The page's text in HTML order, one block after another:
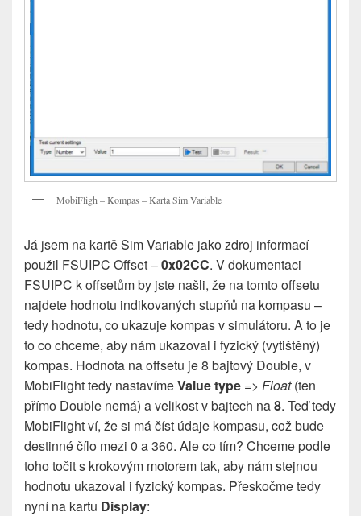
MobiFligh – Kompas – Karta Sim Variable
Já jsem na kartě Sim Variable jako zdroj informací
použil FSUIPC Offset –0x02CC. V dokumentaci
FSUIPC k offsetům by jste našli, že na tomto offsetu
najdete hodnotu indikovaných stupňů na kompasu –
tedy hodnotu, co ukazuje kompas v simulátoru. A to je
to co chceme, aby nám ukazoval i fyzický (vytištěný)
kompas. Hodnota na offsetu je 8 bajtový Double, v
MobiFlight tedy nastavímeValue type => Float(ten
přímo Double nemá) a velikost v bajtech na8. Teď tedy
MobiFlight ví, že si má číst údaje kompasu, což bude
destinné čílo mezi 0 a 360. Ale co tím? Chceme podle
toho točit s krokovým motorem tak, aby nám stejnou
hodnotu ukazoval i fyzický kompas. Přeskočme tedy
nyní na kartu Display: